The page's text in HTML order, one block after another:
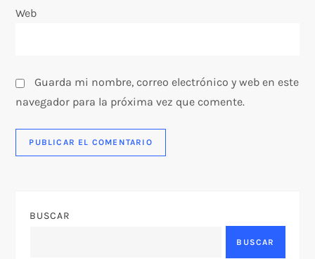
a
Web
Guarda mi nombre, correo electrónico y web en este
navegador para la próxima vez que comente.
BUSCAR
BUSCAR